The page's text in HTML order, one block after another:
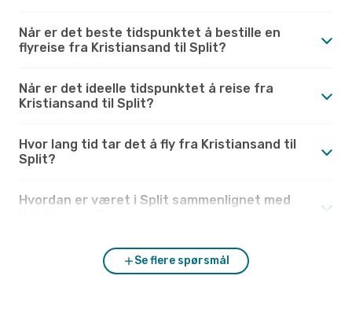
Når er det beste tidspunktet å bestille en
flyreise fra Kristiansand til Split?
Når er det ideelle tidspunktet å reise fra
Kristiansand til Split?
Hvor lang tid tar det å fly fra Kristiansand til
Split?
Hvordan er været i Split sammenlignet med
Se flere spørsmål